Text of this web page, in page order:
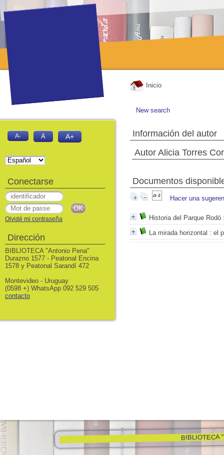
Inicio
New search
Información del autor
Autor Alicia Torres
Documentos
Hacer una
Historia del Parque Rodó
La mirada horizontal : el
BIBLIOTECA
A- A A+
Conectarse
Olvidé mi contraseña
Dirección
BIBLIOTECA "Antonio Pena"
Durazno 1577 - Peatonal Encina
1578 y Peatonal Sarandí 472
Montevideo - Uruguay
(0598 +) WhatsApp 092 529 505
contacto